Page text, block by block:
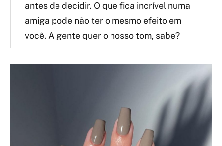
antes de decidir. O que fica incrível numa
amiga pode não ter o mesmo efeito em
você. A gente quer o nosso tom, sabe?